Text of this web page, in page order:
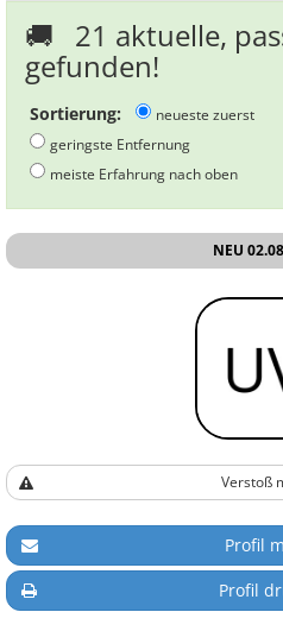
🚚 21 aktuelle,
gefunden!
Sortierung:
neueste zuerst
geringste Entfernung
meiste Erfahrung nach oben
NEU
Verstoß
Profil
Profil